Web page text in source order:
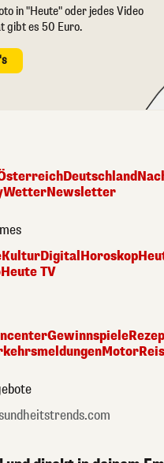
in "Heute" oder jedes Video
gibt es 50 Euro.
Deutschland
WetterNewsletter
KulturDigital Horoskop
Heute TV
Gewinnspiele
Motor